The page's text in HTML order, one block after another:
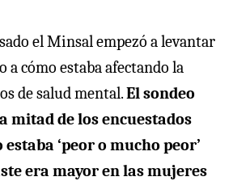
el Minsal empezó a levantar
cómo estaba afectando la
de salud mental.El sondeo
mitad de los encuestados
‘peor o mucho peor’
era mayor en las mujeres